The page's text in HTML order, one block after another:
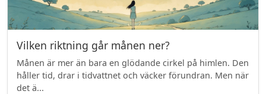
Vilken riktning går månen ner?
Månen är mer än bara en glödande cirkel på himlen. Den
håller tid, drar i tidvattnet och väcker förundran. Men när
det ä...